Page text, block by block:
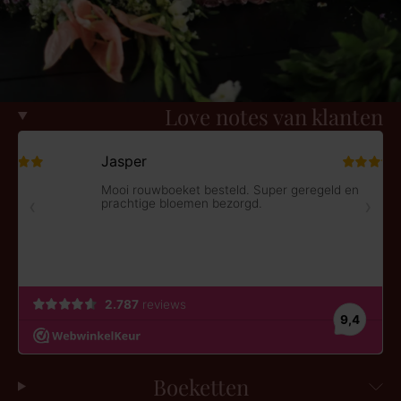
Love notes van klanten
Boeketten